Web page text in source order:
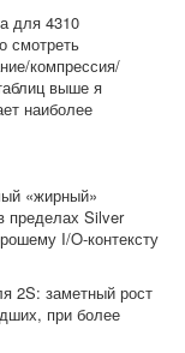
для 4310
смотреть
компрессия/
выше я
наиболее
«жирный»
пределах Silver
I/O-контексту
2S: заметный рост
при более